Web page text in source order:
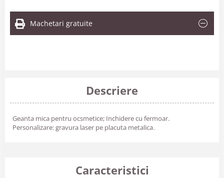
Machetari gratuite
Descriere
Geanta mica pentru ocsmetice; Inchidere cu fermoar.
Personalizare: gravura laser pe placuta metalica.
Caracteristici